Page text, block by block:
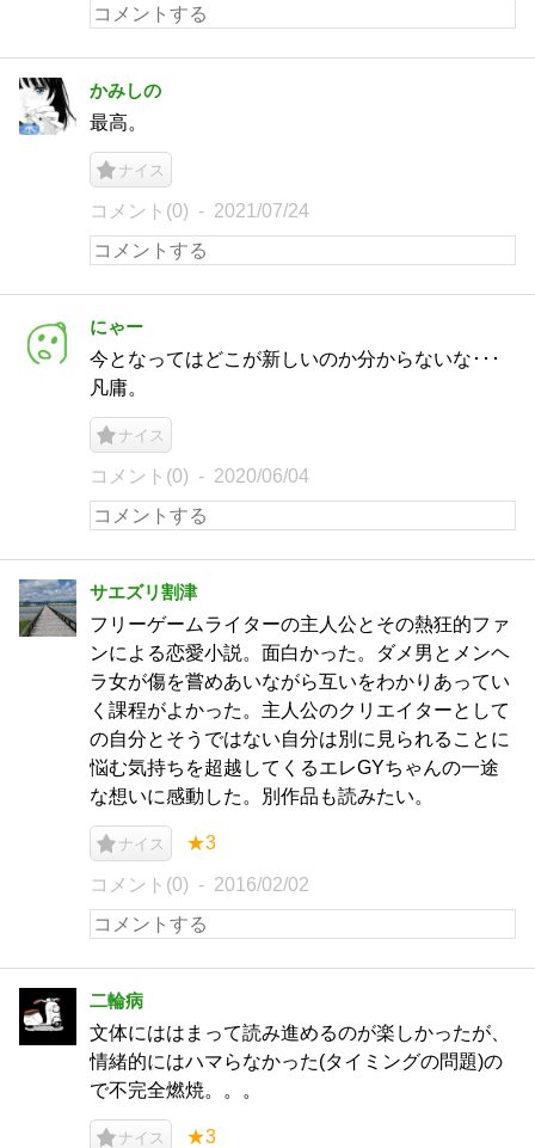
かみしの
最高。
ナイス
コメント(0) 2021/07/24
にゃー
今となってはどこが新しいのか分からないな･･･
凡庸。
ナイス
コメント(0) 2020/06/04
サエズリ割津
フリーゲームライターの主人公とその熱狂的ファ
ンによる恋愛小説。面白かった。ダメ男とメンヘ
ラ女が傷を嘗めあいながら互いをわかりあってい
く課程がよかった。主人公のクリエイターとして
の自分とそうではない自分は別に見られることに
悩む気持ちを超越してくるエレGYちゃんの一途
な想いに感動した。別作品も読みたい。
ナイス ★3
コメント(0) 2016/02/02
二輪病
文体にははまって読み進めるのが楽しかったが、
情緒的にはハマらなかった(タイミングの問題)の
で不完全燃焼。。。
ナイス ★3